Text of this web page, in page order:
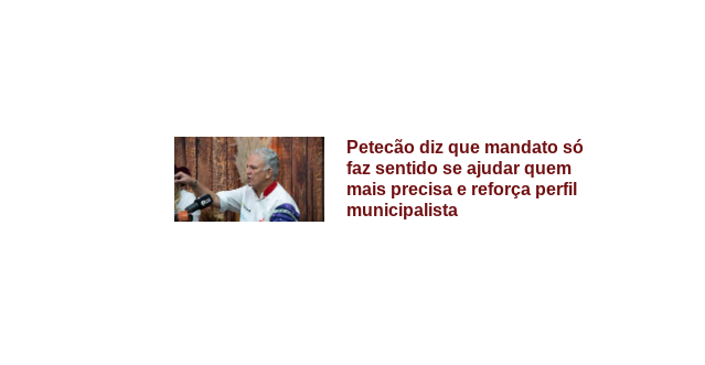
Petecão diz que mandato só
faz sentido se ajudar quem
mais precisa e reforça perfil
municipalista